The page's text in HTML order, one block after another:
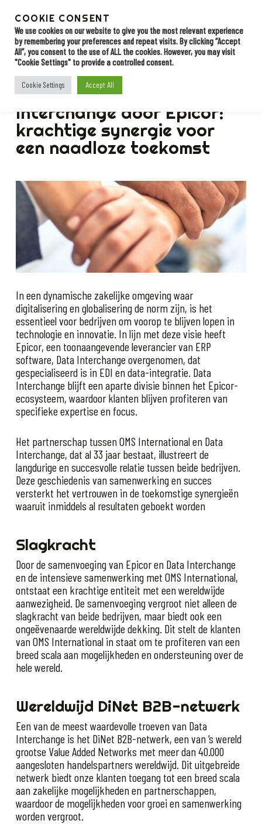
main
content
Menu
BLOG
Overname Data
Interchange door Epicor:
krachtige synergie voor
een naadloze toekomst
In een dynamische zakelijke omgeving waar
digitalisering en globalisering de norm zijn, is het
essentieel voor bedrijven om voorop te blijven lopen in
technologie en innovatie. In lijn met deze visie heeft
Epicor, een toonaangevende leverancier van ERP
software, Data Interchange overgenomen, dat
gespecialiseerd is in EDI en data-integratie. Data
Interchange blijft een aparte divisie binnen het Epicor-
ecosysteem, waardoor klanten blijven profiteren van
specifieke expertise en focus.
Het partnerschap tussen OMS International en Data
Interchange, dat al 33 jaar bestaat, illustreert de
langdurige en succesvolle relatie tussen beide bedrijven.
Deze geschiedenis van samenwerking en succes
versterkt het vertrouwen in de toekomstige synergieën
waaruit inmiddels al resultaten geboekt worden
Slagkracht
Door de samenvoeging van Epicor en Data Interchange
en de intensieve samenwerking met OMS International,
ontstaat een krachtige entiteit met een wereldwijde
aanwezigheid. De samenvoeging vergroot niet alleen de
slagkracht van beide bedrijven, maar biedt ook een
ongeëvenaarde wereldwijde dekking. Dit stelt de klanten
van OMS International in staat om te profiteren van een
breed scala aan mogelijkheden en ondersteuning over de
hele wereld.
Wereldwijd DiNet B2B-netwerk
Een van de meest waardevolle troeven van Data
Interchange is het DiNet B2B-netwerk, een van ‘s wereld
grootse Value Added Networks met meer dan 40.000
aangesloten handelspartners wereldwijd. Dit uitgebreide
netwerk biedt onze klanten toegang tot een breed scala
aan zakelijke mogelijkheden en partnerschappen,
waardoor de mogelijkheden voor groei en samenwerking
worden vergroot.
COOKIE CONSENT
We use cookies on our website to give you the most relevant experience
by remembering your preferences and repeat visits. By clicking “Accept
All”, you consent to the use of ALL the cookies. However, you may visit
"Cookie Settings" to provide a controlled consent.
Cookie Settings Accept All